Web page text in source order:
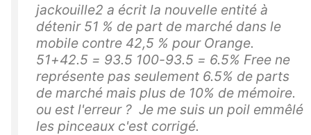
jackouille2 a écrit la nouvelle entité à
détenir 51 % de part de marché dans le
mobile contre 42,5 % pour Orange.
51+42.5 = 93.5 100-93.5 = 6.5% Free ne
représente pas seulement 6.5% de parts
de marché mais plus de 10% de mémoire.
ou est l'erreur ? Je me suis un poil emmêlé
les pinceaux c'est corrigé.